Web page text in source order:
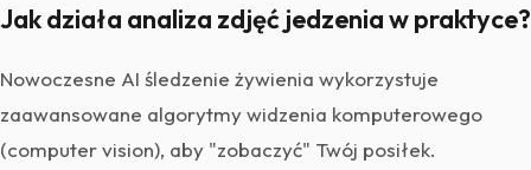
Jak działa analiza zdjęć jedzenia w praktyce?
Nowoczesne AI śledzenie żywienia wykorzystuje
zaawansowane algorytmy widzenia komputerowego
(computer vision), aby "zobaczyć" Twój posiłek.